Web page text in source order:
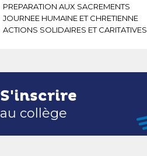
PREPARATION AUX SACREMENTS
JOURNEE HUMAINE ET CHRETIENNE
ACTIONS SOLIDAIRES ET CARITATIVES
S'inscrire
au collège